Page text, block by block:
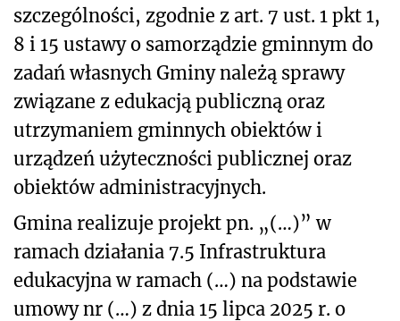
szczególności, zgodnie z art. 7 ust. 1 pkt 1,
8 i 15 ustawy o samorządzie gminnym do
zadań własnych Gminy należą sprawy
związane z edukacją publiczną oraz
utrzymaniem gminnych obiektów i
urządzeń użyteczności publicznej oraz
obiektów administracyjnych.
Gmina realizuje projekt pn. „(…)” w
ramach działania 7.5 Infrastruktura
edukacyjna w ramach (…) na podstawie
umowy nr (…) z dnia 15 lipca 2025 r. o